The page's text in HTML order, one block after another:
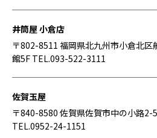
井筒屋 小倉店
〒802-8511 福岡県北九州市小倉北区
館5F TEL.093-522-3111
佐賀玉屋
〒840-8580 佐賀県佐賀市中の小路2-
TEL.0952-24-1151